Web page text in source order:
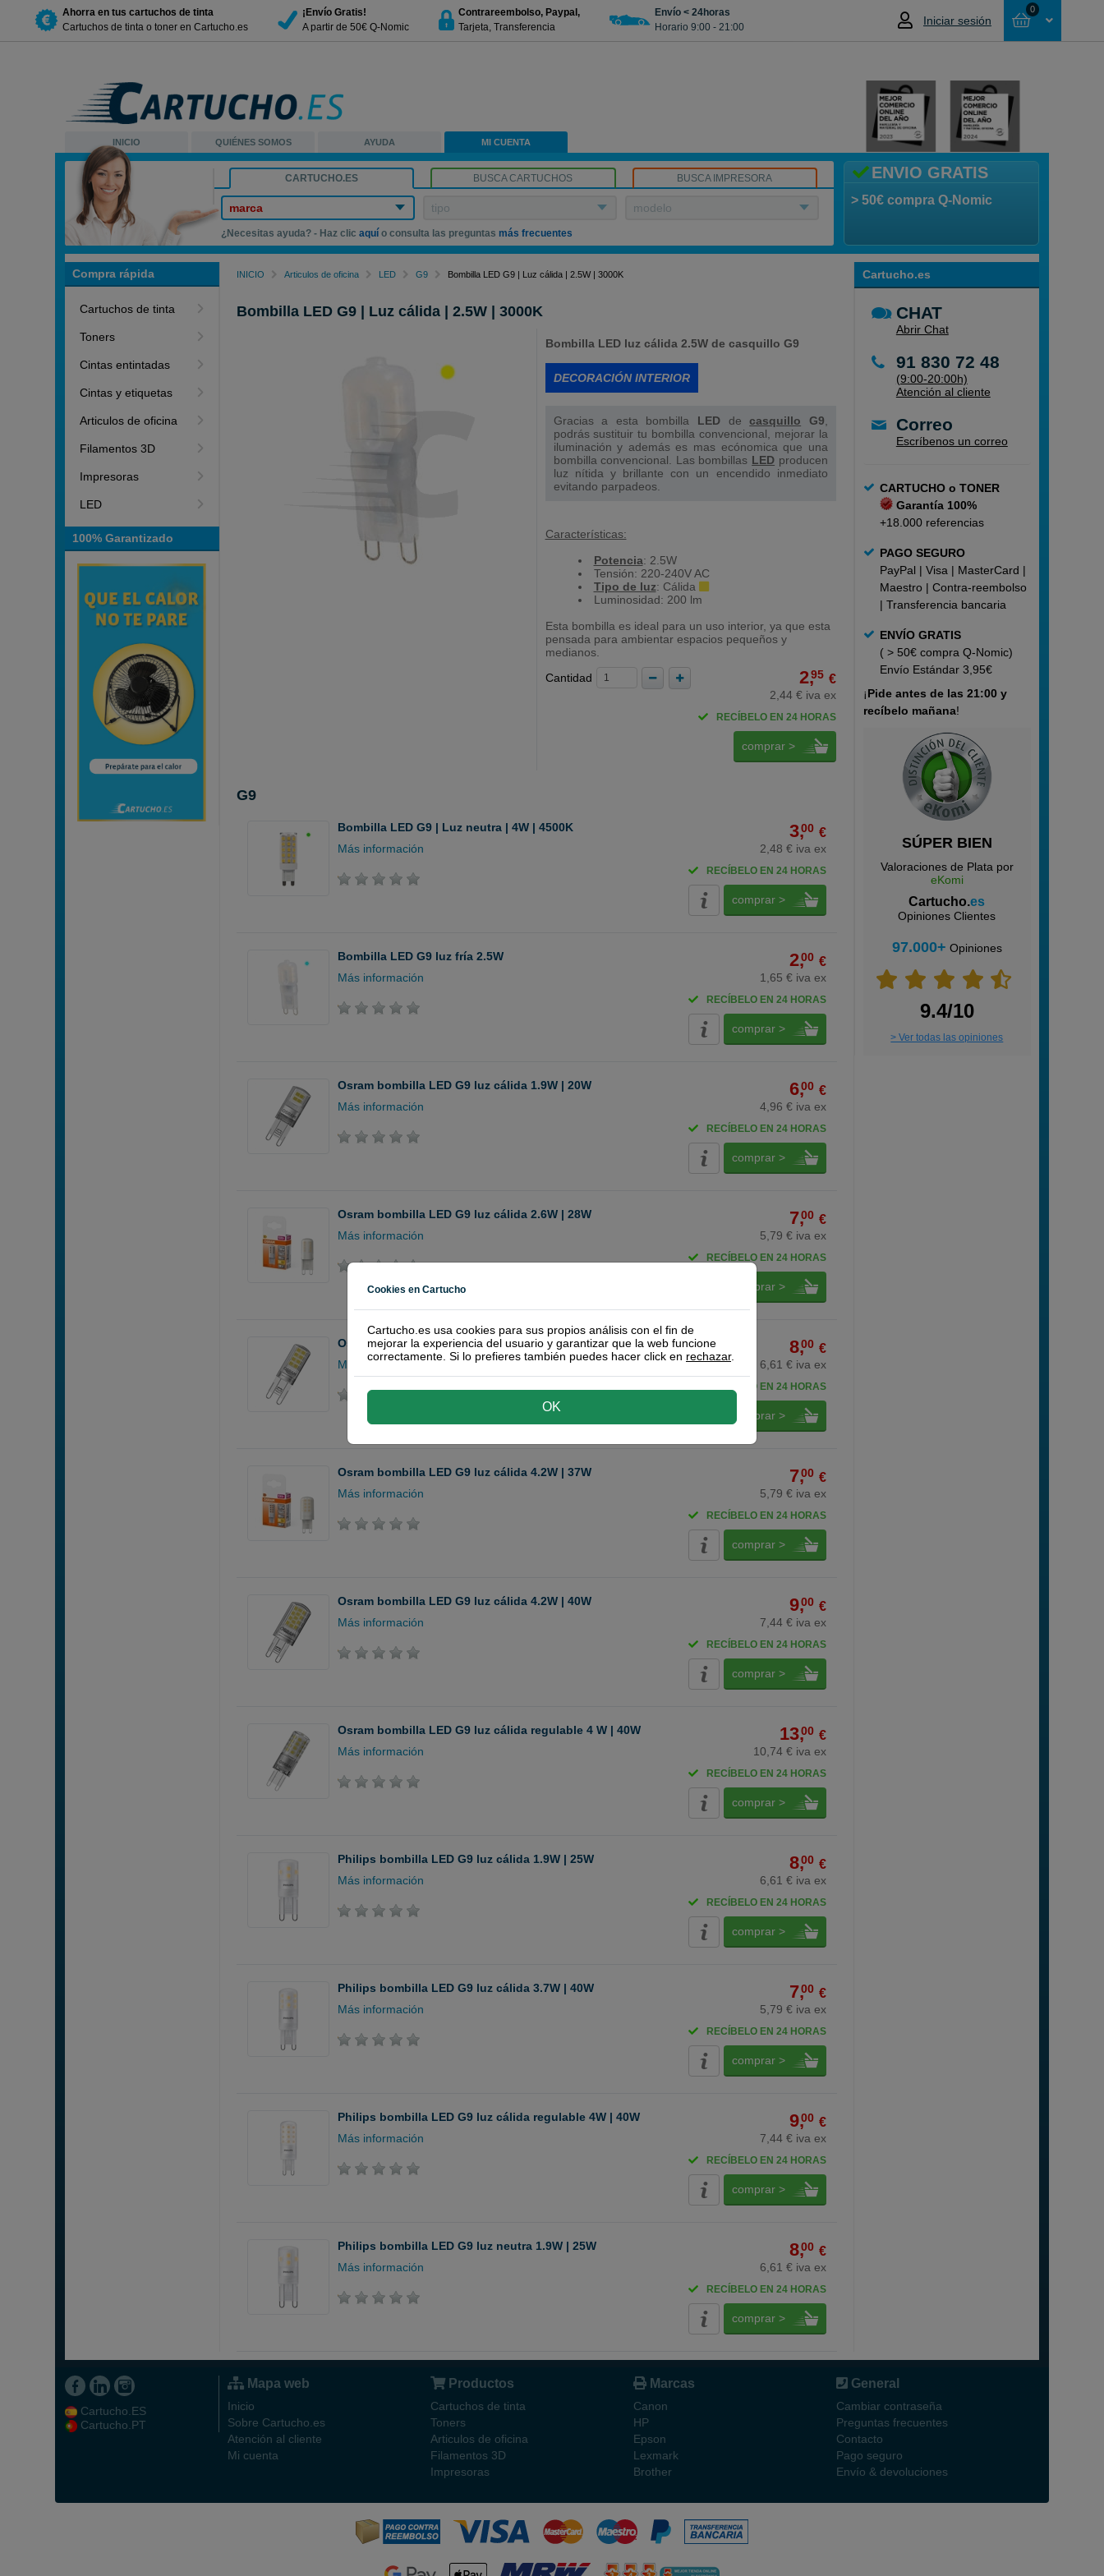
Ahorra en tus cartuchos de tinta
Cartuchos de tinta o toner en Cartucho.es
¡Envío Gratis!
A partir de 50€ Q-Nomic
Contrareembolso, Paypal,
Tarjeta, Transferencia
Envío < 24horas
Horario 9:00 - 21:00
Iniciar sesión
0
NO HAS SELECCIONADO NINGÚN
INICIO QUIÉNES SOMOS AYUDA MI CUENTA
ENVIO GRATIS
> 50€ compra Q-Nomic
CARTUCHO.ES BUSCA CARTUCHOS BUSCA IMPRESORA
marca tipo modelo
¿Necesitas ayuda? - Haz clicaquí o consulta las preguntas más frecuentes
Compra rápida
Cartuchos de tinta
Toners
Cintas entintadas
Cintas y etiquetas
Articulos de oficina
Filamentos 3D
Impresoras
LED
100% Garantizado
Cartucho.es
CHAT
Abrir Chat
91 830 72 48
(9:00-20:00h)
Atención al cliente
Correo
Escríbenos un correo
CARTUCHO o TONER
Garantía 100%
+18.000 referencias
PAGO SEGURO
PayPal | Visa | MasterCard |
Maestro | Contra-reembolso
| Transferencia bancaria
ENVÍO GRATIS
( > 50€ compra Q-Nomic)
Envío Estándar 3,95€
¡Pide antes de las 21:00 y
recíbelo mañana!
SÚPER BIEN
Valoraciones de Plata por
eKomi
Cartucho.es
Opiniones Clientes
97.000+ Opiniones
9.4/10
> Ver todas las opiniones
INICIO Articulos de oficina LED G9 Bombilla LED G9 | Luz cálida | 2.5W | 3000K
Bombilla LED G9 | Luz cálida | 2.5W | 3000K
Bombilla LED luz cálida 2.5W de casquillo G9
DECORACIÓN INTERIOR
Gracias a esta bombilla LEDdecasquillo G9
podrás sustituir tu bombilla convencional, mejorar la
iluminación y además es mas ecónomica que una
bombilla convencional. Las bombillas LED producen
luz nítida y brillante con un encendido inmediato
evitando parpadeos.
Características:
Potencia: 2.5W
Tensión: 220-240V AC
Tipo de luz: Cálida
Luminosidad: 200 lm
Esta bombilla es ideal para un uso interior, ya que esta
pensada para ambientar espacios pequeños y
medianos.
Cantidad
2,95 €
2,44 € iva ex
RECÍBELO EN 24 HORAS
comprar >
G9
Bombilla LED G9 | Luz neutra | 4W | 4500K
Más información
3,00 €
2,48 € iva ex
RECÍBELO EN 24 HORAS
comprar >
Bombilla LED G9 luz fría 2.5W
Más información
2,00 €
1,65 € iva ex
RECÍBELO EN 24 HORAS
comprar >
Osram bombilla LED G9 luz cálida 1.9W | 20W
Más información
6,00 €
4,96 € iva ex
RECÍBELO EN 24 HORAS
comprar >
Osram bombilla LED G9 luz cálida 2.6W | 28W
Más información
7,00 €
5,79 € iva ex
RECÍBELO EN 24 HORAS
comprar >
Osram bombilla LED G9 luz cálida 2.6W | 30W
Más información
8,00 €
6,61 € iva ex
RECÍBELO EN 24 HORAS
comprar >
Osram bombilla LED G9 luz cálida 4.2W | 37W
Más información
7,00 €
5,79 € iva ex
RECÍBELO EN 24 HORAS
comprar >
Osram bombilla LED G9 luz cálida 4.2W | 40W
Más información
9,00 €
7,44 € iva ex
RECÍBELO EN 24 HORAS
comprar >
Osram bombilla LED G9 luz cálida regulable 4 W | 40W
Más información
13,00 €
10,74 € iva ex
RECÍBELO EN 24 HORAS
comprar >
Philips bombilla LED G9 luz cálida 1.9W | 25W
Más información
8,00 €
6,61 € iva ex
RECÍBELO EN 24 HORAS
comprar >
Philips bombilla LED G9 luz cálida 3.7W | 40W
Más información
7,00 €
5,79 € iva ex
RECÍBELO EN 24 HORAS
comprar >
Philips bombilla LED G9 luz cálida regulable 4W | 40W
Más información
9,00 €
7,44 € iva ex
RECÍBELO EN 24 HORAS
comprar >
Philips bombilla LED G9 luz neutra 1.9W | 25W
Más información
8,00 €
6,61 € iva ex
RECÍBELO EN 24 HORAS
comprar >
Cartucho.ES
Cartucho.PT
Mapa web
Inicio
Sobre Cartucho.es
Atención al cliente
Mi cuenta
Productos
Cartuchos de tinta
Toners
Articulos de oficina
Filamentos 3D
Impresoras
Marcas
Canon
HP
Epson
Lexmark
Brother
General
Cambiar contraseña
Preguntas frecuentes
Contacto
Pago seguro
Envío & devoluciones
Cookies en Cartucho
Cartucho.es usa cookies para sus propios análisis con el fin de
mejorar la experiencia del usuario y garantizar que la web funcione
correctamente. Si lo prefieres también puedes hacer click en rechazar.
OK